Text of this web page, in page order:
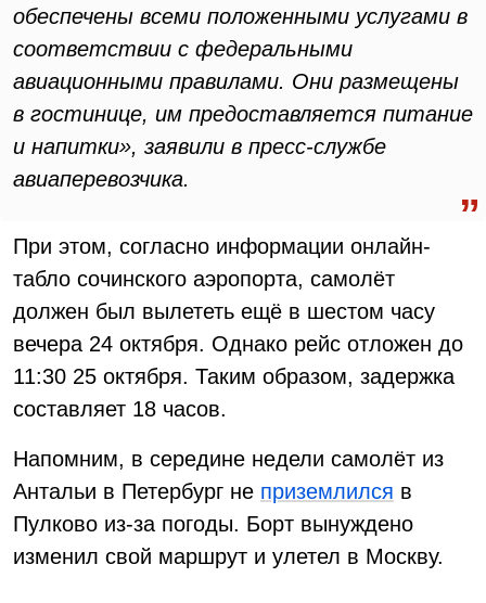
обеспечены всеми положенными услугами в
соответствии с федеральными
авиационными правилами. Они размещены
в гостинице, им предоставляется питание
и напитки», заявили в пресс-службе
авиаперевозчика.
При этом, согласно информации онлайн-
табло сочинского аэропорта, самолёт
должен был вылететь ещё в шестом часу
вечера 24 октября. Однако рейс отложен до
11:30 25 октября. Таким образом, задержка
составляет 18 часов.
Напомним, в середине недели самолёт из
Антальи в Петербург не приземлился в
Пулково из-за погоды. Борт вынуждено
изменил свой маршрут и улетел в Москву.